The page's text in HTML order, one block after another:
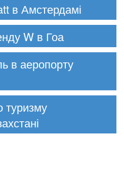
в Амстердамі
W в Гоа
в аеропорту
туризму